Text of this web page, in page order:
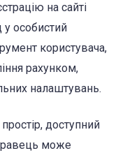
на сайті
у особистий
користувача,
рахунком,
налаштувань.
доступний
може